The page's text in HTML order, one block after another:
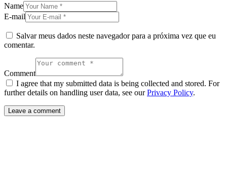
Name
E-mail
Salvar meus dados neste navegador para a próxima vez que eu
comentar.
Comment
I agree that my submitted data is being collected and stored. For
further details on handling user data, see ourPrivacy Policy.